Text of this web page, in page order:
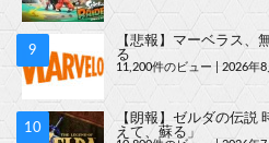
【悲報】マーベラス、
る
11,200件のビュー 2026年
【朗報】ゼルダの伝説
えて、蘇る」